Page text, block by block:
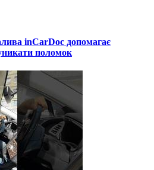
inCarDoc допомагає
поломок